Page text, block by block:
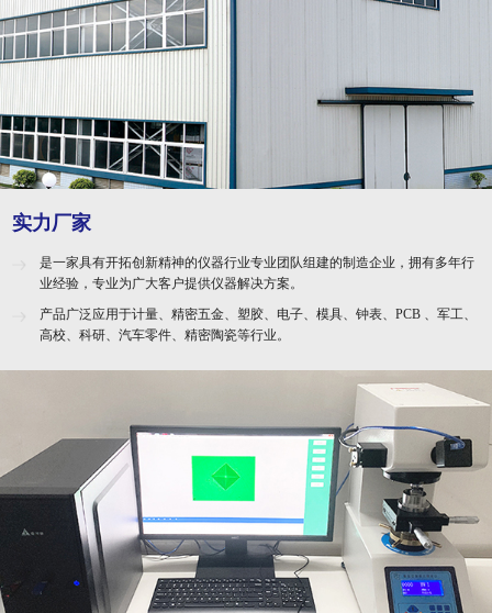
实力厂家
是一家具有开拓创新精神的仪器行业专业团队组建的制造企业，拥有多年行
业经验，专业为广大客户提供仪器解决方案。
产品广泛应用于计量、精密五金、塑胶、电子、模具、钟表、PCB 、军工、
高校、科研、汽车零件、精密陶瓷等行业。